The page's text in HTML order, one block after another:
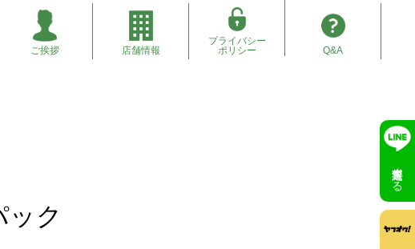
ご挨拶 店舗情報
プライバシー
ポリシー
Q&A
ク
無料査定する